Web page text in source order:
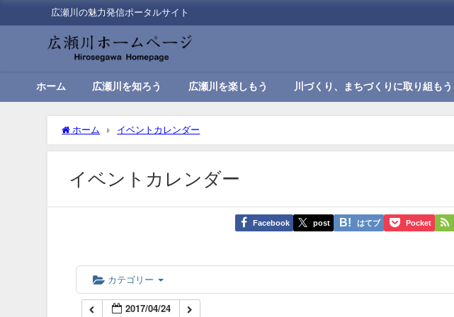
広瀬川の魅力発信ポータルサイト
ホーム 広瀬川を知ろう 広瀬川を楽しもう 川づくり、まちづくりに取り組もう
ホーム イベントカレンダー
イベントカレンダー
Facebook post はてブ Pocket
カテゴリー
2017/04/24
01:00
04:00
06:00